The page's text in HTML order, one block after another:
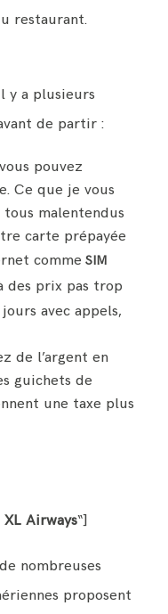
restaurant.
y a plusieurs
de partir :
pouvez
Ce que je vous
malentendus
carte prépayée
comme SIM
des prix pas trop
avec appels,
de l’argent en
guichets de
une taxe plus
Airways“]
nombreuses
proposent